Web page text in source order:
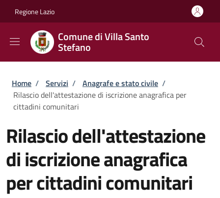
Regione Lazio
Comune di Villa Santo
Stefano
Briciole di pane
Home / Servizi / Anagrafe e stato civile /
Rilascio dell'attestazione di iscrizione anagrafica per
cittadini comunitari
Rilascio dell'attestazione
di iscrizione anagrafica
per cittadini comunitari